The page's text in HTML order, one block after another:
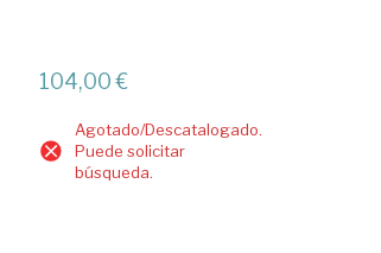
104,00 €
Agotado/Descatalogado.
Puede solicitar
búsqueda.